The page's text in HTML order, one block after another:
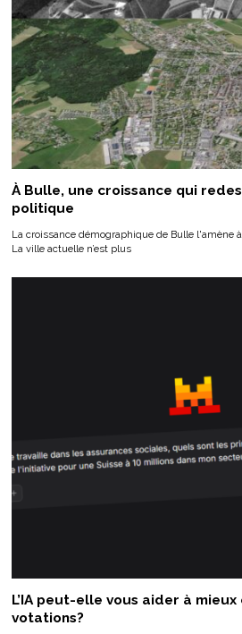
À Bulle, une croissance qui
politique
La croissance démographique de Bulle l'amène
La ville actuelle n’est plus
L’IA peut-elle vous aider à
votations?